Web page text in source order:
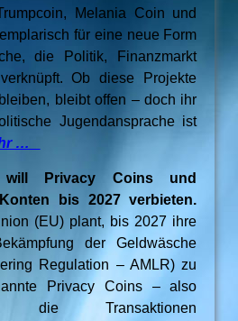
Melania Coin und
für eine neue Form
die Politik, Finanzmarkt
Ob diese Projekte
bleibt offen – doch ihr
Jugendansprache ist
…
will Privacy Coins und
bis 2027 verbieten.
(EU) plant, bis 2027 ihre
der Geldwäsche
Regulation – AMLR) zu
Privacy Coins – also
die Transaktionen